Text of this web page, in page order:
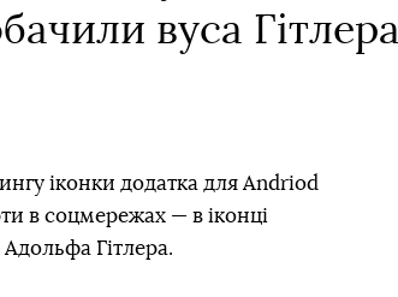
вуса Гітлера
іконки додатка для Andriod
в соцмережах — в іконці
Гітлера.